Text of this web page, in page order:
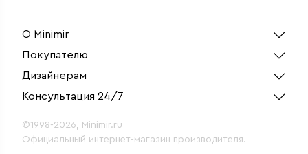
О Minimir
Покупателю
Дизайнерам
Консультация 24/7
©1998-2026, Minimir.ru
Официальный интернет-магазин производителя.